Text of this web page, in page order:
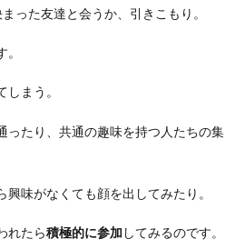
った友達と会うか、引きこもり。
しまう。
ったり、共通の趣味を持つ人たちの集
味がなくても顔を出してみたり。
れたら積極的に参加 してみるのです。